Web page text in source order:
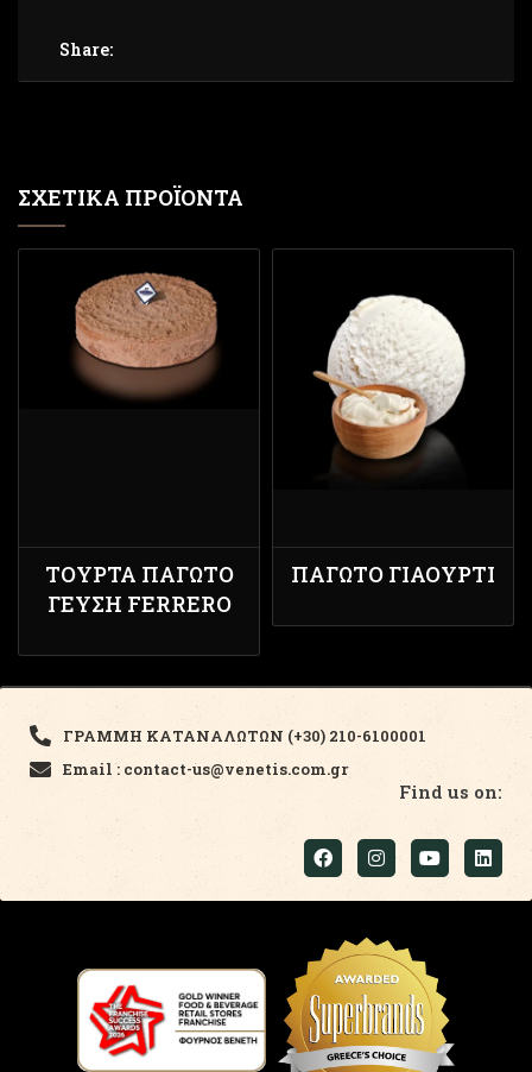
Share:
ΣΧΕΤΙΚΆ ΠΡΟΪΌΝΤΑ
ΤΟΎΡΤΑ ΠΑΓΩΤΌ
ΓΕΎΣΗ FERRERO
ΠΑΓΩΤΌ ΓΙΑΟΎΡΤΙ
ΓΡΑΜΜΗ ΚΑΤΑΝΑΛΩΤΩΝ (+30) 210-6100001
Email : contact-us@venetis.com.gr
Find us on: